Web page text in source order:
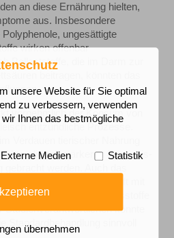
an diese Ernährung hielten,
aus. Insbesondere
ungesättigte
wirken offenbar
Ballaststoffe, die im Darm zur
beitragen, könnten das
vornehmlich der Konsum von
entzündliche Prozesse.
Verdauen tierischer Nahrung
die mit stärkeren Psoriasis-
werden. Auch das
Ein höherer BMI geht oft mit
Fettgewebe Entzündungsstoffe
könnte
Standardbehandlung sinnvoll
unsere Website für Sie optimal
zu verbessern, verwenden
Ihnen das bestmögliche
Externe Medien Statistik
übernehmen